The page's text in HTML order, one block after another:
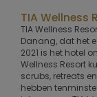
TIA Wellness
TIA Wellness
Danang, dat het
2021 is het hotel
Wellness Resort
scrubs, retreats
hebben